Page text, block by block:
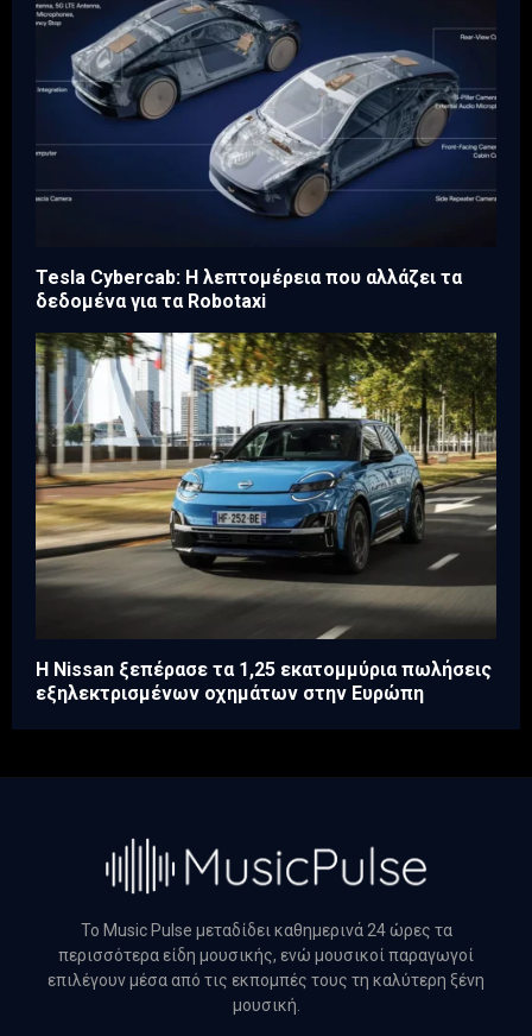
Tesla Cybercab: Η λεπτομέρεια που αλλάζει τα
δεδομένα για τα Robotaxi
H Nissan ξεπέρασε τα 1,25 εκατομμύρια πωλήσεις
εξηλεκτρισμένων οχημάτων στην Ευρώπη
Το Music Pulse μεταδίδει καθημερινά 24 ώρες τα
περισσότερα είδη μουσικής, ενώ μουσικοί παραγωγοί
επιλέγουν μέσα από τις εκπομπές τους τη καλύτερη ξένη
μουσική.